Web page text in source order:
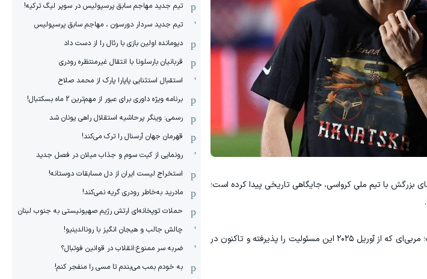
بزرگش با تیم ملی کرواسی، جایگاهی تاریخی پیدا کرده است؛
در حال حاضر، هدایت تیم ملی امارات بر عهده کوزمین اولاریو، سرمربی رومانیایی، است؛ مربی‌ای که از آوریل ۲۰۲۵ این مسئولیت را پذیرفته و تاکنون در
تیم جدید مهاجم سابق پرسپولیس در سوپر لیگ ترکیه!
تیم جدید سردار دورسون ، مهاجم سابق پرسپولیس
دیومانده اولین بازی با رئال را از دست داد
قربانیان بارسلونا با انتقال غیرمنتظره رودری
استقبال استثنایی پاپارا پارک از محمد صلاح
برنامه ویژه داوری برای عبور از مهم‌ترین 2 ماه بسکتبال!
رسمی: وینگر پرحاشیه استقلال راهی یونان شد
قهرمان جهان آرسنال را ترک می‌کند!
رونمایی از کیت سوم و جذاب میلان در فصل جدید
استخراج لیست ایران از دل مسابقات دوستانه!
مادرید به‌خاطر رودری گریه نمی‌کند!
حملات توپخانه‌ای ارتش رژیم صهیونیستی به جنوب لبنان
چالش جالب و هیجان انگیز با رونالدینیو!
ضربه سر ممنوع؛انقلاب در قوانین فوتبال؟
به خودم بمب می‌بندم تا مسی را منفجر کنم!